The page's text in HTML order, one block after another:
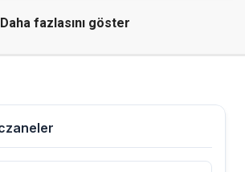
Daha fazlasını göster